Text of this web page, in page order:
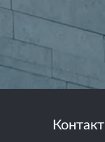
Контакт